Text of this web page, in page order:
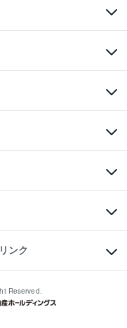
談・お問い合わせ窓口）
付停止について
ダルクラブ
株式会社まで
ョン
ンク
Reserved.